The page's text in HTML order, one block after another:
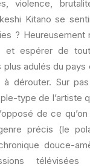
violence,
Kitano se
? Heureusement
et espérer de
plus adulés du pays
à dérouter. Sur
type de l’artiste
de ce
précis (le
douce-
télévisées